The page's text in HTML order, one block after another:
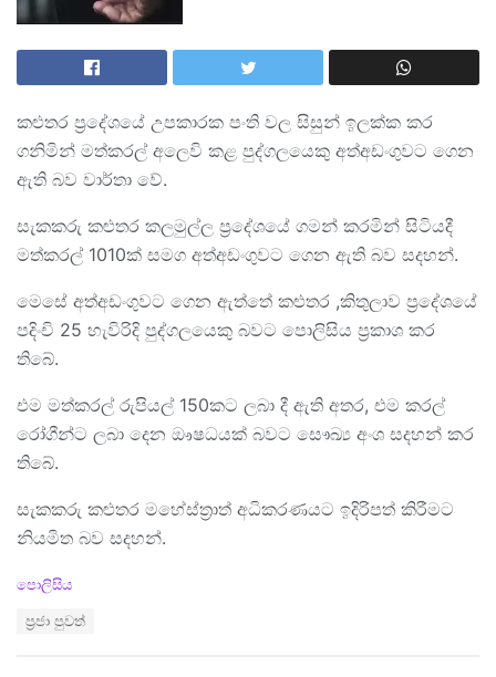
කළුතර ප්‍රදේශයේ උපකාරක පංති වල සිසුන් ඉලක්ක කර
ගනිමින් මත්කරල් අලෙවි කළ පුද්ගලයෙකු අත්අඩංගුවට ගෙන
ඇති බව වාර්තා වේ.
සැකකරු කළුතර කලමුල්ල ප්‍රදේශයේ ගමන් කරමින් සිටියදී
මත්කරල් 1010ක් සමග අත්අඩංගුවට ගෙන ඇති බව සදහන්.
මෙසේ අත්අඩංගුවට ගෙන ඇත්තේ කළුතර ,කිතුලාව ප්‍රදේශයේ
පදිංචි 25 හැවිරිදි පුද්ගලයෙකු බවට පොලිසිය ප්‍රකාශ කර
තිබේ.
එම මත්කරල් රුපියල් 150කට ලබා දී ඇති අතර, එම කරල්
රෝගීන්ට ලබා දෙන ඖෂධයක් බවට සෞඛ්‍ය අංශ සදහන් කර
තිබේ.
සැකකරු කළුතර මහේස්ත්‍රාත් අධිකරණයට ඉදිරිපත් කිරීමට
නියමිත බව සදහන්.
C
පොලිසිය
ප්‍රජා පුවත්